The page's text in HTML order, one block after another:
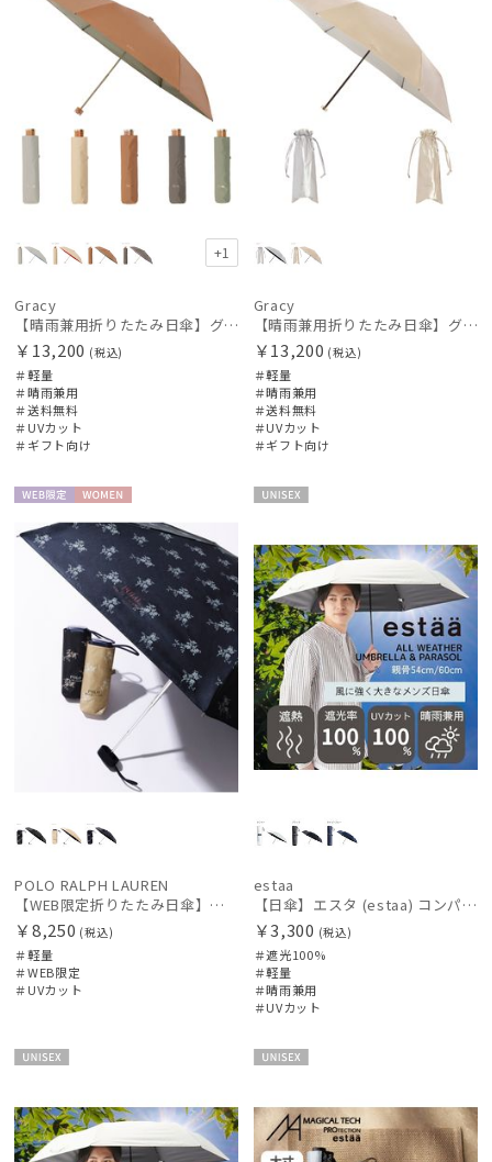
+1
Gracy
【晴雨兼用折りたたみ日傘】グレイシー (Gracy) Accent clor 一級遮光99.99% 遮熱 UV99％ 軽量 簡単開閉
￥13,200 (税込)
＃軽量
＃晴雨兼用
＃送料無料
＃UVカット
＃ギフト向け
Gracy
【晴雨兼用折りたたみ日傘】グレイシー (Gracy) Metallic 一級遮光99.99% 遮熱 UV99％ 軽量 簡単開閉
￥13,200 (税込)
＃軽量
＃晴雨兼用
＃送料無料
＃UVカット
＃ギフト向け
定
N
POLO RALPH LAUREN
【WEB限定折りたたみ日傘】ポロ ラルフ ローレン(POLO RALPH LAUREN)フローラル 晴雨兼用折りたたみ日傘 1級遮光
￥8,250 (税込)
＃軽量
＃WEB限定
＃UVカット
estaa
【日傘】エスタ (estaa) コンパクトワイド54 折りたたみ傘 軽量 晴雨兼用 遮光100％ UV100%
￥3,300 (税込)
＃遮光100%
＃軽量
＃晴雨兼用
＃UVカット